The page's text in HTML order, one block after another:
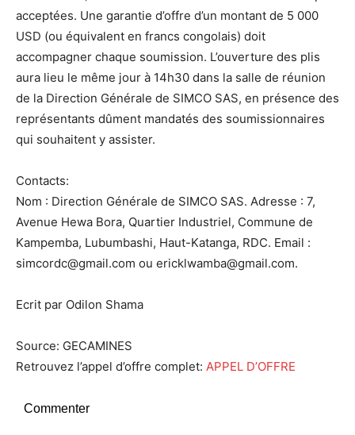
acceptées. Une garantie d’offre d’un montant de 5 000
USD (ou équivalent en francs congolais) doit
accompagner chaque soumission. L’ouverture des plis
aura lieu le même jour à 14h30 dans la salle de réunion
de la Direction Générale de SIMCO SAS, en présence des
représentants dûment mandatés des soumissionnaires
qui souhaitent y assister.
Contacts:
Nom : Direction Générale de SIMCO SAS. Adresse : 7,
Avenue Hewa Bora, Quartier Industriel, Commune de
Kampemba, Lubumbashi, Haut-Katanga, RDC. Email :
simcordc@gmail.com ou ericklwamba@gmail.com.
Ecrit par Odilon Shama
Source: GECAMINES
Retrouvez l’appel d’offre complet: APPEL D’OFFRE
Commenter